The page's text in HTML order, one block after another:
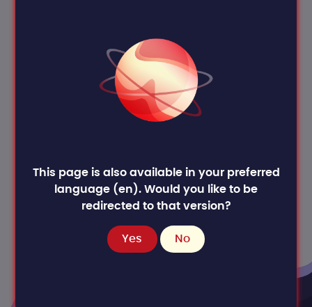
Dépôt Github
signaler et contribuer
Équipe professionnelle
développeurs à temps plein
Assistance 24/7
Tarifs et assistance
This page is also available in your preferred
language (en). Would you like to be
redirected to that version?
Yes No